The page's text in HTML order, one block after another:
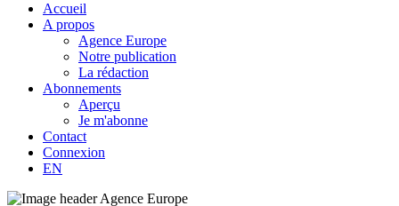
Accueil
A propos
Agence Europe
Notre publication
La rédaction
Abonnements
Aperçu
Je m'abonne
Contact
Connexion
EN